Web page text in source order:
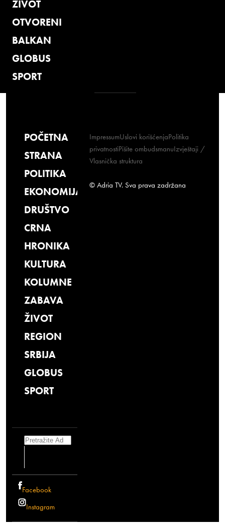
ŽIVOT
OTVORENI
BALKAN
GLOBUS
SPORT
POČETNA
STRANA
POLITIKA
EKONOMIJA
DRUŠTVO
CRNA
HRONIKA
KULTURA
KOLUMNE
ZABAVA
ŽIVOT
REGION
SRBIJA
GLOBUS
SPORT
Search
Facebook
Instagram
ImpressumUslovi korišćenjaPolitika
privatnostiPišite ombudsmanuIzvještaji /
Vlasnička struktura
© Adria TV. Sva prava zadržana